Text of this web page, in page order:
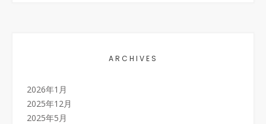
ARCHIVES
2026年1月
2025年12月
2025年5月